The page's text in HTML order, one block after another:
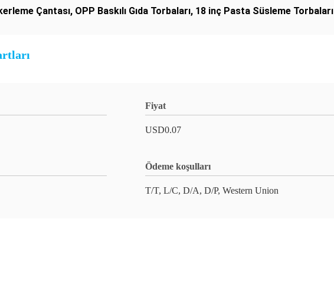
Çantası, OPP Baskılı Gıda Torbaları, 18 inç Pasta Süsleme Torbaları
Fiyat
USD0.07
Ödeme koşulları
T/T, L/C, D/A, D/P, Western Union